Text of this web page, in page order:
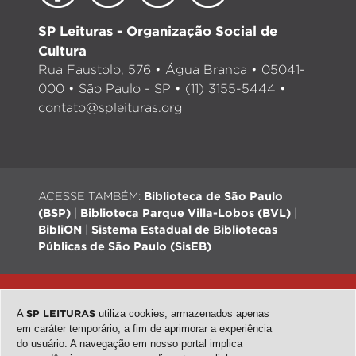
SP Leituras - Organização Social de
Cultura
Rua Faustolo, 576 • Água Branca • 05041-
000 • São Paulo - SP • (11) 3155-5444 •
contato@spleituras.org
ACESSE TAMBÉM: Biblioteca de São Paulo
(BSP)
Biblioteca Parque Villa-Lobos (BVL)
BibliON
Sistema Estadual de Bibliotecas
Públicas de São Paulo (SisEB)
QubeDesign
| Arte: Passarim db
A SP LEITURAS utiliza cookies, armazenados apenas
em caráter temporário, a fim de aprimorar a experiência
do usuário. A navegação em nosso portal implica